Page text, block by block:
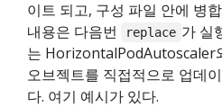
이트 되고, 구성 파일 안에 병
내용은 다음번
replace 가 실
는 HorizontalPodAutoscaler
오브젝트를 직접적으로 업데
다. 여기 예시가 있다.